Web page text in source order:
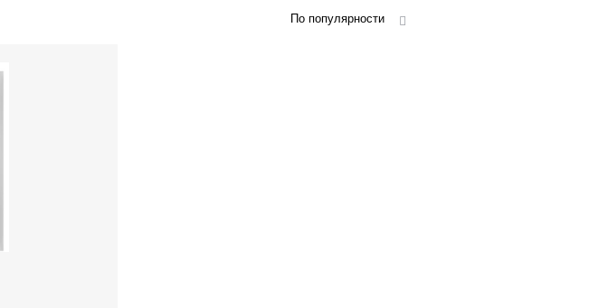
По популярности